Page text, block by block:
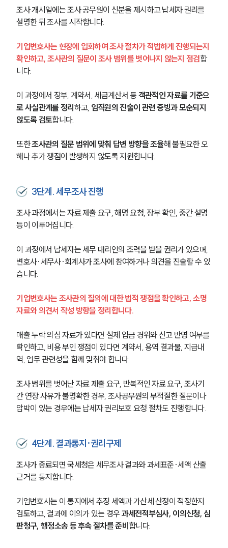
조사 개시일에는 조사 공무원이 신분을 제시하고 납세자 권리를
설명한 뒤 조사를 시작합니다.
기업변호사는 현장에 입회하여 조사 절차가 적법하게 진행되는지
확인하고, 조사관의 질문이 조사 범위를 벗어나지 않는지 점검합
니다.
이 과정에서 장부, 계약서, 세금계산서 등 객관적인 자료를 기준으
로 사실관계를 정리하고, 임직원의 진술이 관련 증빙과 모순되지
않도록 검토합니다.
또한 조사관의 질문 범위에 맞춰 답변 방향을 조율해 불필요한 오
해나 추가 쟁점이 발생하지 않도록 지원합니다.
3단계. 세무조사 진행
조사 과정에서는 자료 제출 요구, 해명 요청, 장부 확인, 중간 설명
등이 이루어집니다.
이 과정에서 납세자는 세무 대리인의 조력을 받을 권리가 있으며,
변호사·세무사·회계사가 조사에 참여하거나 의견을 진술할 수 있
습니다.
기업변호사는 조사관의 질의에 대한 법적 쟁점을 확인하고, 소명
자료와 의견서 작성 방향을 정리합니다.
매출 누락 의심 자료가 있다면 실제 입금 경위와 신고 반영 여부를
확인하고, 비용 부인 쟁점이 있다면 계약서, 용역 결과물, 지급내
역, 업무 관련성을 함께 맞춰야 합니다.
조사 범위를 벗어난 자료 제출 요구, 반복적인 자료 요구, 조사기
간 연장 사유가 불명확한 경우, 조사공무원의 부적절한 질문이나
압박이 있는 경우에는 납세자 권리보호 요청 절차도 진행합니다.
4단계. 결과통지·권리구제
조사가 종료되면 국세청은 세무조사 결과와 과세표준·세액 산출
근거를 통지합니다.
기업변호사는 이 통지에서 추징 세액과 가산세 산정이 적정한지
검토하고, 결과에 이의가 있는 경우 과세전적부심사, 이의신청, 심
판청구, 행정소송 등 후속 절차를 준비합니다.